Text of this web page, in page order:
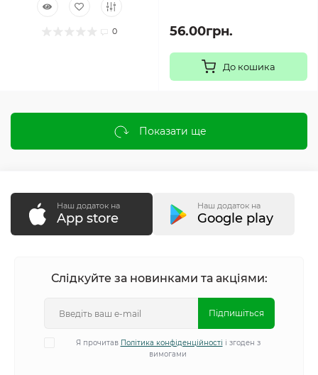
0 56.00грн.
До кошика
Показати ще
Наш додаток на
App store
Наш додаток на
Google play
Слідкуйте за новинками та акціями:
Підпишіться
Я прочитав Політика конфіденційності і згоден з
вимогами